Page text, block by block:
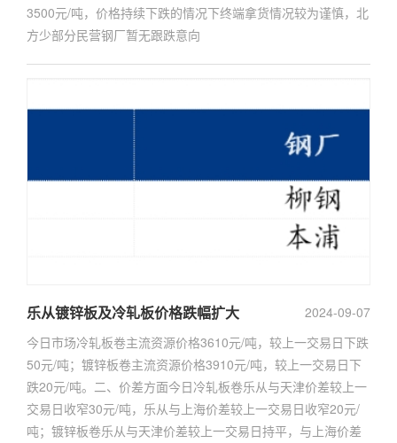
3500元/吨，价格持续下跌的情况下终端拿货情况较为谨慎，北
方少部分民营钢厂暂无跟跌意向
2024-09-07
乐从镀锌板及冷轧板价格跌幅扩大
今日市场冷轧板卷主流资源价格3610元/吨，较上一交易日下跌
50元/吨；镀锌板卷主流资源价格3910元/吨，较上一交易日下
跌20元/吨。二、价差方面今日冷轧板卷乐从与天津价差较上一
交易日收窄30元/吨，乐从与上海价差较上一交易日收窄20元/
吨；镀锌板卷乐从与天津价差较上一交易日持平，与上海价差